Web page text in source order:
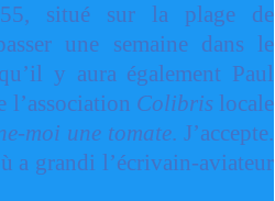
situé sur la plage de
une semaine dans le
y aura également Paul
l’association Colibris locale
moi une tomate. J’accepte.
a grandi l’écrivain-aviateur